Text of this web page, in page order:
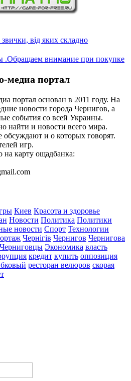
від яких складно
.Обращаем внимание при покупке
медиа портал
портал основан в 2011 году. На
новости города Чернигов, а
события со всей Украины.
найти и новости всего мира.
и о которых говорят.
игр.
карту ощадбанка:
Киев Красота и здоровье
Новости Политика Политики
новости Спорт Технологии
Чернігів Чернигов Чернигова
Черниговцы Экономика власть
кредит купить оппозиция
ресторан велюров скорая